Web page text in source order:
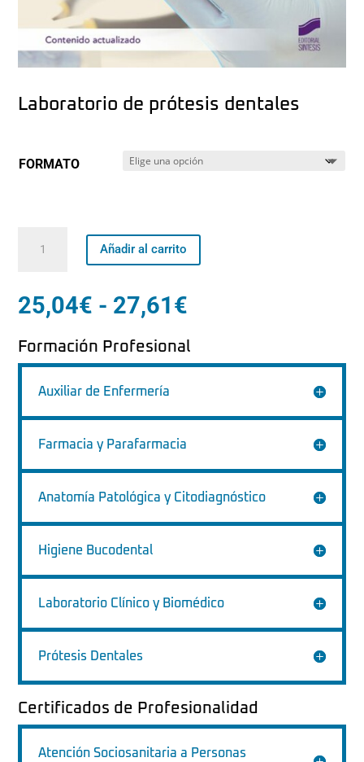
Laboratorio de prótesis dentales
FORMATO
cantidad
Añadir al carrito
25,04€ - 27,61€
precios:
desde
27,61€
Formación Profesional
Auxiliar de Enfermería
Farmacia y Parafarmacia
Anatomía Patológica y Citodiagnóstico
Higiene Bucodental
Laboratorio Clínico y Biomédico
Prótesis Dentales
Certificados de Profesionalidad
Atención Sociosanitaria a Personas